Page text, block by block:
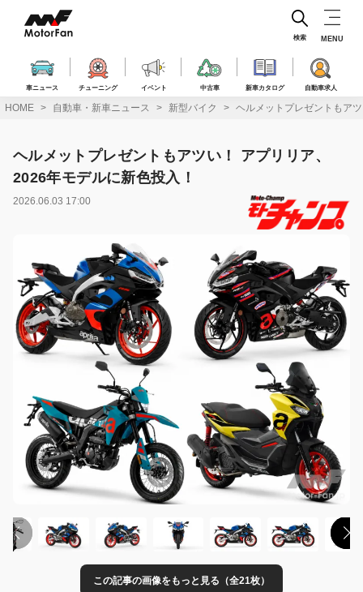
ス
車ニュース チューニング イベント 中古車 新車カタログ 自動車求人
検索 MENU
HOME 自動車・新車ニュース 新型バイク ヘルメットプレゼントもア
ヘルメットプレゼントもアツい！ アプリリア、
2026年モデルに新色投入！
2026.06.03 17:00
この記事の画像をもっと見る（全21枚）